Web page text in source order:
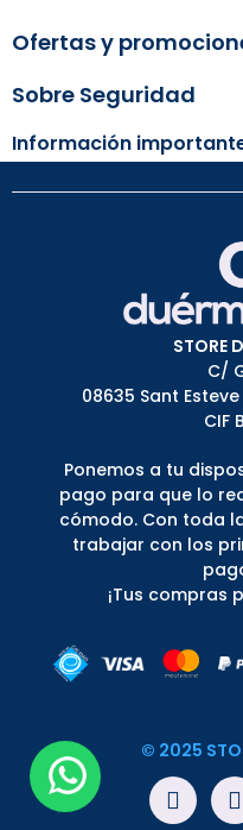
Ofertas y
Sobre Seguridad
Información
STORE
C/
08635 Sant
CIF
Ponemos a tu
pago para que lo
cómodo. Con toda
trabajar con los
¡Tus compras
© 2025